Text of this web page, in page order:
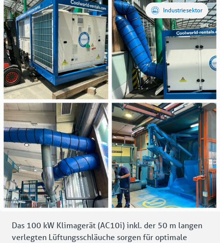
Industriesektor
Das 100 kW Klimagerät (AC10i) inkl. der 50 m langen
verlegten Lüftungsschläuche sorgen für optimale